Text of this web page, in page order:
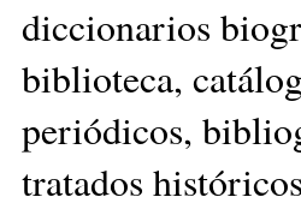
diccionarios
biblioteca,
periódicos,
tratados